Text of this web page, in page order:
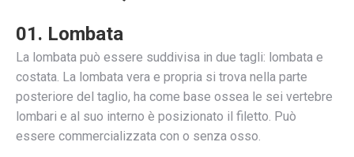
01. Lombata
La lombata può essere suddivisa in due tagli: lombata e
costata. La lombata vera e propria si trova nella parte
posteriore del taglio, ha come base ossea le sei vertebre
lombari e al suo interno è posizionato il filetto. Può
essere commercializzata con o senza osso.